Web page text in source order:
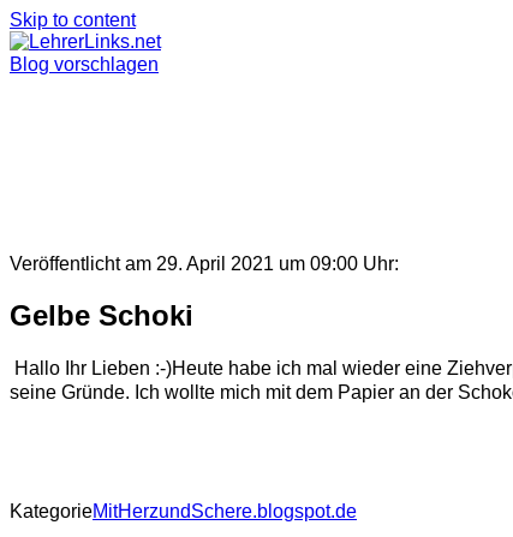
Skip to content
Blog vorschlagen
Veröffentlicht am 29. April 2021 um 09:00 Uhr:
Gelbe Schoki
Hallo Ihr Lieben :-)Heute habe ich mal wieder eine
seine Gründe. Ich wollte mich mit dem Papier an der
KategorieMitHerzundSchere.blogspot.de